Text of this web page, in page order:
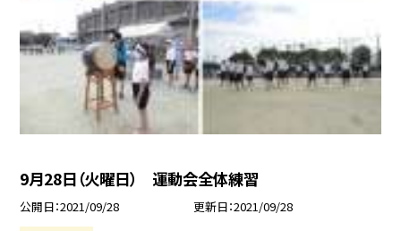
9月28日（火曜日） 運動会全体練習
公開日 2021/09/28 更新日 2021/09/28